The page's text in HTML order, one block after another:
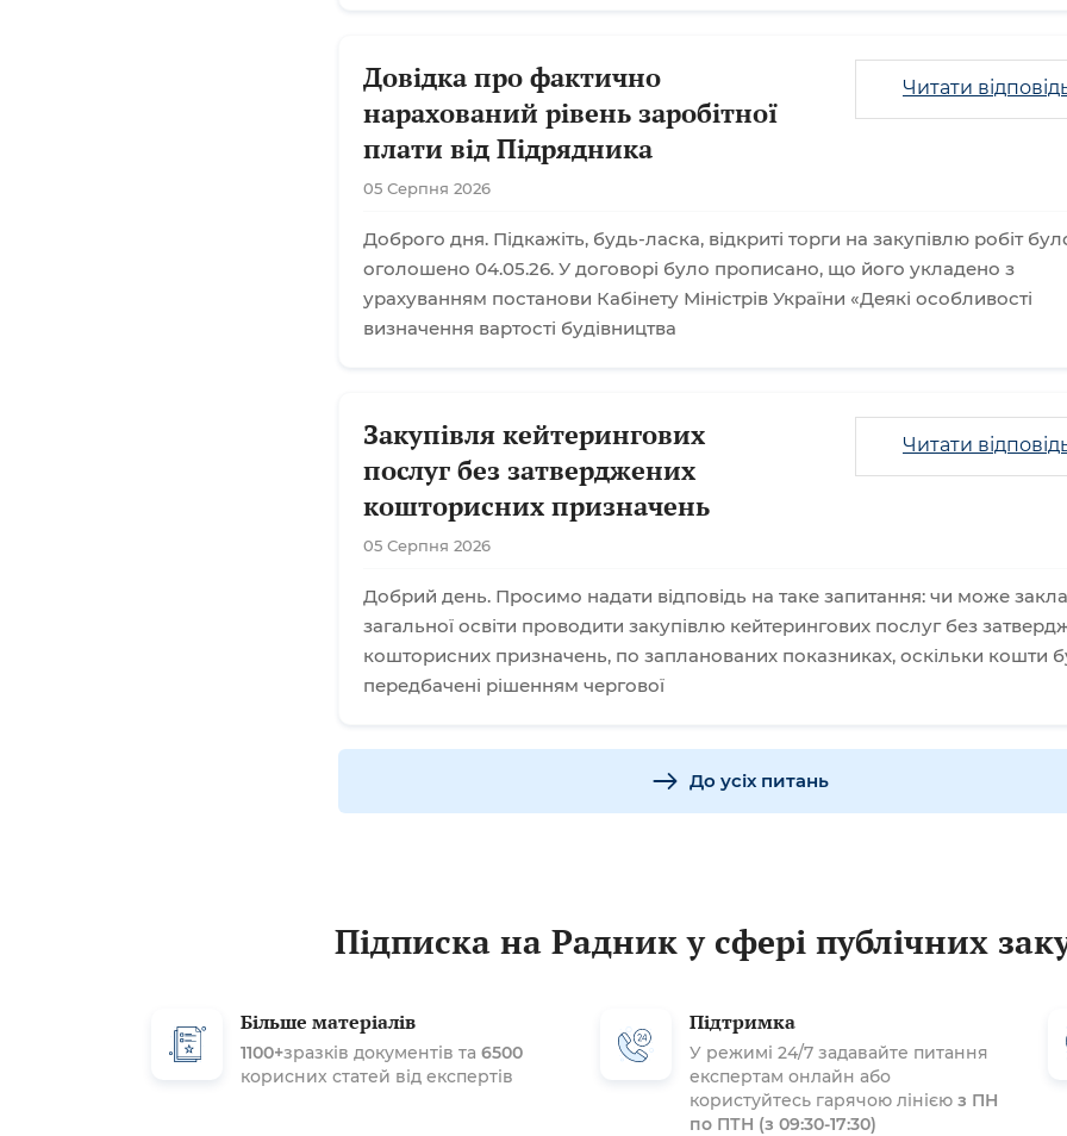
Довідка про фактично
нарахований рівень заробітної
плати від Підрядника
05 Серпня 2026
Читати
Доброго дня. Підкажіть, будь-ласка, відкриті торги на закупівлю робіт
оголошено 04.05.26. У договорі було прописано, що його укладено з
урахуванням постанови Кабінету Міністрів України «Деякі особливості
визначення вартості будівництва
Закупівля кейтерингових
послуг без затверджених
кошторисних призначень
05 Серпня 2026
Читати
Добрий день. Просимо надати відповідь на таке запитання: чи може
загальної освіти проводити закупівлю кейтерингових послуг без
кошторисних призначень, по запланованих показниках, оскільки кошти
передбачені рішенням чергової
До усіх питань
Підписка на Радник у сфері публічних
Більше матеріалів
1100+зразків документів та 6500
корисних статей від експертів
Підтримка
У режимі 24/7 задавайте питання
експертам онлайн або
користуйтесь гарячою лінією з ПН
по ПТН (з 09:30-17:30)